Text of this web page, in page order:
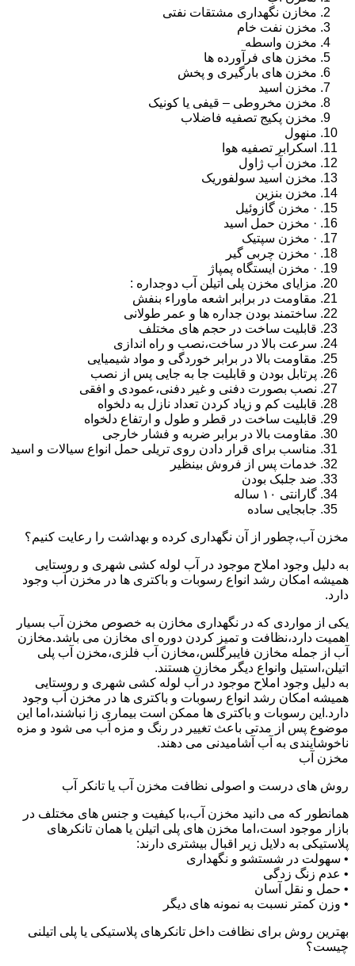
مخازن نگهداری مشتقات نفتی
مخزن نفت خام
مخزن واسطه
مخزن های فرآورده ها
مخزن های بارگیری و پخش
مخزن اسید
مخزن مخروطی – قیفی یا کونیک
مخزن پکیج تصفیه فاضلاب
منهول
اسکرابر تصفیه هوا
مخزن آب ژاول
مخزن اسید سولفوریک
مخزن بنزین
· مخزن گازوئیل
· مخزن حمل اسید
· مخزن سپتیک
· مخزن چربی گیر
· مخزن ایستگاه پمپاژ
مزایای مخزن پلی اتیلن آب دوجداره :
مقاومت در برابر اشعه ماوراء بنفش
ساختمند بودن جداره ها و عمر طولانی
قابلیت ساخت در حجم های مختلف
سرعت بالا در ساخت،نصب و راه اندازی
مقاومت بالا در برابر خوردگی و مواد شیمیایی
پرتابل بودن و قابلیت جا به جایی پس از نصب
نصب بصورت دفنی و غیر دفنی،عمودی و افقی
قابلیت کم و زیاد کردن تعداد نازل به دلخواه
قابلیت ساخت در قطر و طول و ارتفاع دلخواه
مقاومت بالا در برابر ضربه و فشار خارجی
مناسب برای قرار دادن روی تریلی حمل انواع سیالات و اسید
خدمات پس از فروش بینظیر
ضد جلبک بودن
گارانتی ۱۰ ساله
جابجایی ساده
مخزن آب،چطور از آن نگهداری کرده و بهداشت را رعایت کنیم؟
به دلیل وجود املاح موجود در آب لوله کشی شهری و روستایی
همیشه امکان رشد انواع رسوبات و باکتری ها در مخزن آب وجود
دارد.
یکی از مواردی که در نگهداری مخازن به خصوص مخزن آب بسیار
اهمیت دارد،نظافت و تمیز کردن دوره ای مخازن می باشد.مخازن
آب از جمله مخازن فایبرگلس،مخازن آب فلزی،مخزن آب پلی
اتیلن،استیل وانواع دیگر مخازن هستند.
به دلیل وجود املاح موجود در آب لوله کشی شهری و روستایی
همیشه امکان رشد انواع رسوبات و باکتری ها در مخزن آب وجود
دارد.این رسوبات و باکتری ها ممکن است بیماری زا نباشند،اما این
موضوع پس از مدتی باعث تغییر در رنگ و مزه آب می شود و مزه
ناخوشایندی به آب آشامیدنی می دهند.
مخزن آب
روش های درست و اصولی نظافت مخزن آب یا تانکر آب
همانطور که می دانید مخزن آب،با کیفیت و جنس های مختلف در
بازار موجود است،اما مخزن های پلی اتیلن یا همان تانکرهای
پلاستیکی به دلایل زیر اقبال بیشتری دارند:
• سهولت در شستشو و نگهداری
• عدم زنگ زدگی
• حمل و نقل آسان
• وزن کمتر نسبت به نمونه های دیگر
بهترین روش برای نظافت داخل تانکرهای پلاستیکی یا پلی اتیلنی
چیست؟